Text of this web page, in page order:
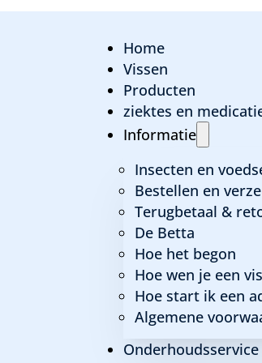
Home
Vissen
Producten
ziektes en
Informatie
Insecten en
Bestellen en
Terugbetaal &
De Betta
Hoe het begon
Hoe wen je een
Hoe start ik een
Algemene
Onderhoudsservice
Barbus
Algemene informatie
Latijnse naam:Barbus
Cyprinidae
Herkomst:Vietnam, Taiwan,
Maximale grootte:5,5 cm
Temperatuur:20 tot 24